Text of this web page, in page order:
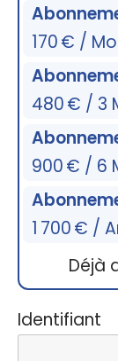
170 € /
480 € / 3
900 € / 6
1 700 € /
Déjà
Identifiant